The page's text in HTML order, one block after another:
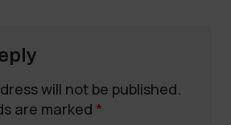
will not be published.
are marked *